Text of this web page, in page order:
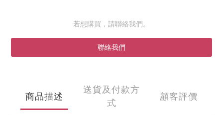
若想購買，請聯絡我們。
聯絡我們
商品描述
送貨及付款方
式
顧客評價